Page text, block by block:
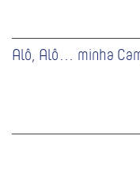
Alô, Alô… minha